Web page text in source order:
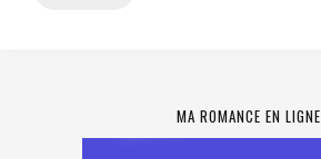
MA ROMANCE EN LIGNE